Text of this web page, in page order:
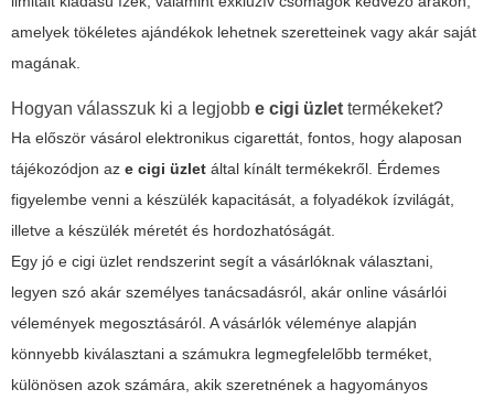
amelyek tökéletes ajándékok lehetnek szeretteinek vagy akár saját
magának.
Hogyan válasszuk ki a legjobb e cigi üzlet termékeket?
Ha először vásárol elektronikus cigarettát, fontos, hogy alaposan
tájékozódjon az e cigi üzlet által kínált termékekről. Érdemes
figyelembe venni a készülék kapacitását, a folyadékok ízvilágát,
illetve a készülék méretét és hordozhatóságát.
Egy jó e cigi üzlet rendszerint segít a vásárlóknak választani,
legyen szó akár személyes tanácsadásról, akár online vásárlói
vélemények megosztásáról. A vásárlók véleménye alapján
könnyebb kiválasztani a számukra legmegfelelőbb terméket,
különösen azok számára, akik szeretnének a hagyományos